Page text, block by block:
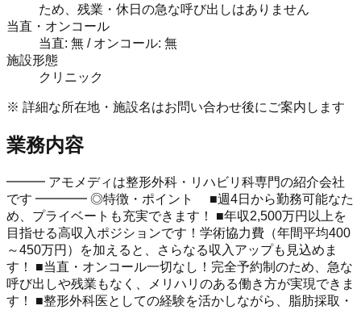
ため、残業・休日の急な呼び出しはありません
当直・オンコール
当直: 無 / オンコール: 無
施設形態
クリニック
※ 詳細な所在地・施設名はお問い合わせ後にご案内します
業務内容
━━━ アモメディは整形外科・リハビリ科専門の紹介会社
です ━━━━ ◎特徴・ポイント ■週4日から勤務可能なた
め、プライベートも充実できます！ ■年収2,500万円以上を
目指せる高収入ポジションです！学術協力費（年間平均400
～450万円）を加えると、さらなる収入アップも見込めま
す！ ■当直・オンコール一切なし！完全予約制のため、急な
呼び出しや残業もなく、メリハリのある働き方が実現できま
す！ ■整形外科医としての経験を活かしながら、脂肪採取・